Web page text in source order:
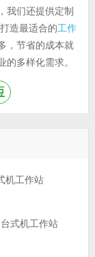
我们还提供定制
造最适合的工作
，节省的成本就
多样化需求。
机工作站
式机工作站